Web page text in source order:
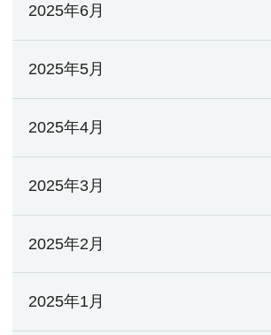
2025年6月
2025年5月
2025年4月
2025年3月
2025年2月
2025年1月